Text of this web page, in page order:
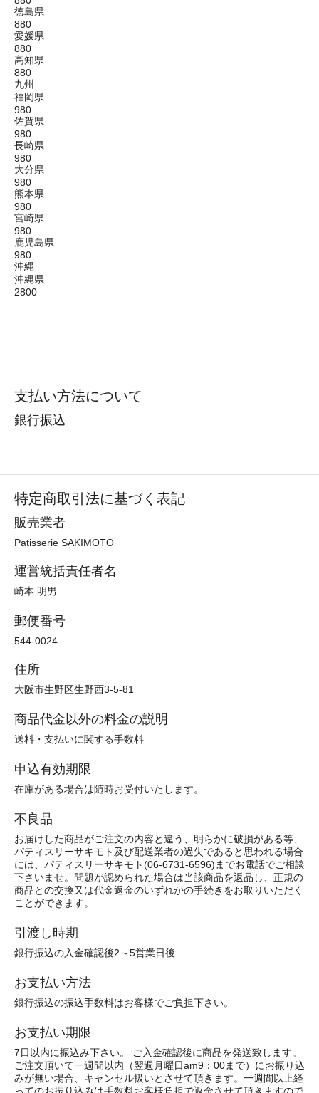
徳島県
880
愛媛県
880
高知県
880
九州
福岡県
980
佐賀県
980
長崎県
980
大分県
980
熊本県
980
宮崎県
980
鹿児島県
980
沖縄
沖縄県
2800
支払い方法について
銀行振込
特定商取引法に基づく表記
販売業者
Patisserie SAKIMOTO
運営統括責任者名
崎本 明男
郵便番号
544-0024
住所
大阪市生野区生野西3-5-81
商品代金以外の料金の説明
送料・支払いに関する手数料
申込有効期限
在庫がある場合は随時お受付いたします。
不良品
お届けした商品がご注文の内容と違う、明らかに破損がある等、
パティスリーサキモト及び配送業者の過失であると思われる場合
には、パティスリーサキモト(06-6731-6596)までお電話でご相談
下さいませ。問題が認められた場合は当該商品を返品し、正規の
商品との交換又は代金返金のいずれかの手続きをお取りいただく
ことができます。
引渡し時期
銀行振込の入金確認後2～5営業日後
お支払い方法
銀行振込の振込手数料はお客様でご負担下さい。
お支払い期限
7日以内に振込み下さい。 ご入金確認後に商品を発送致します。
ご注文頂いて一週間以内（翌週月曜日am9：00まで）にお振り込
みが無い場合、キャンセル扱いとさせて頂きます。一週間以上経